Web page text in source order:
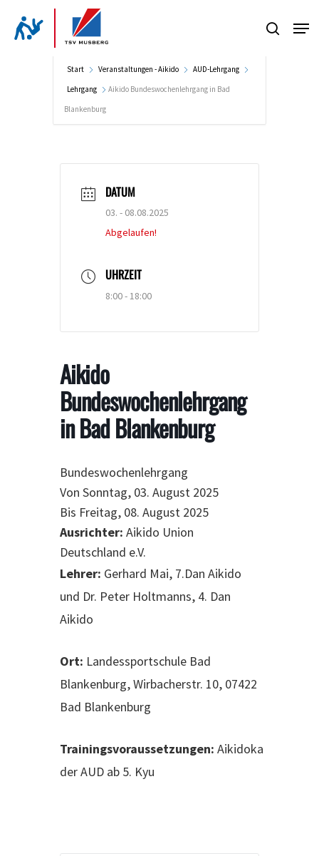
search
Start Veranstaltungen - Aikido AUD-Lehrgang
Lehrgang Aikido Bundeswochenlehrgang in Bad
Blankenburg
DATUM
03. - 08.08.2025
Abgelaufen!
UHRZEIT
8:00 - 18:00
Aikido
Bundeswochenlehrgang
in Bad Blankenburg
Bundeswochenlehrgang
Von Sonntag, 03. August 2025
Bis Freitag, 08. August 2025
Ausrichter: Aikido Union
Deutschland e.V.
Lehrer: Gerhard Mai, 7.Dan Aikido
und Dr. Peter Holtmanns, 4. Dan
Aikido
Ort: Landessportschule Bad
Blankenburg, Wirbacherstr. 10, 07422
Bad Blankenburg
Trainingsvoraussetzungen: Aikidoka
der AUD ab 5. Kyu